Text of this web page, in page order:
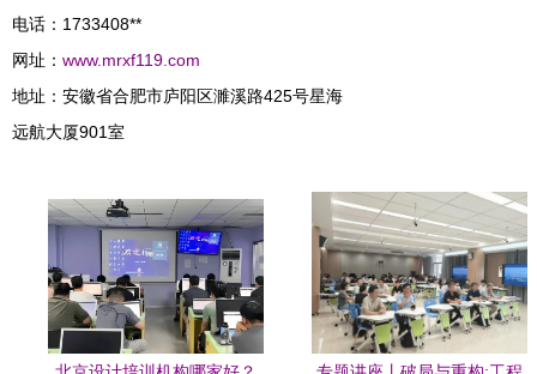
电话：1733408**
网址： www.mrxf119.com
地址：安徽省合肥市庐阳区濉溪路425号星海
远航大厦901室